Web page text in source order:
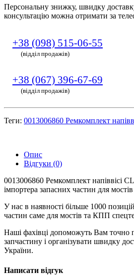
Персональну знижку, швидку
консультацію можна отримати за
+38 (098) 515-06-55
(відділ продажів)
+38 (067) 396-67-69
(відділ продажів)
Теги: 0013006860 Ремкомплект
Опис
Відгуки (0)
0013006860 Ремкомплект напіввісі
імпортера запасних частин для
У нас в наявності більше 1000
частин саме для мостів та КПП
Наші фахівці допоможуть Вам точно
запчастину і організувати швидку
України.
Написати відгук